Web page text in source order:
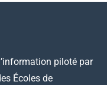
piloté par
Écoles de